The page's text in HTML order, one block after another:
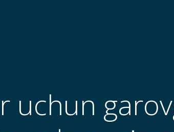
uchun